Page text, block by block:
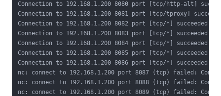
Connection to 192.168.1.200 8080 port [tcp/http-alt]
Connection to 192.168.1.200 8081 port [tcp/tproxy]
Connection to 192.168.1.200 8082 port [tcp/*] succeeded!
Connection to 192.168.1.200 8083 port [tcp/*] succeeded!
Connection to 192.168.1.200 8084 port [tcp/*] succeeded!
Connection to 192.168.1.200 8085 port [tcp/*] succeeded!
Connection to 192.168.1.200 8086 port [tcp/*] succeeded!
nc: connect to 192.168.1.200 port 8087 (tcp) failed:
nc: connect to 192.168.1.200 port 8088 (tcp) failed:
nc: connect to 192.168.1.200 port 8089 (tcp) failed: